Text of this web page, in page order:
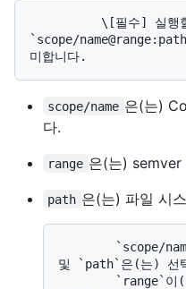
`scope/
scope/name 은(는)
다.
range 은(는) semver
path 은(는) 파일 시
및 `path`은(는) 선